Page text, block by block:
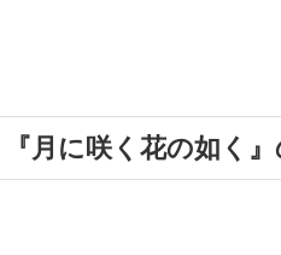
月に咲く花の如く